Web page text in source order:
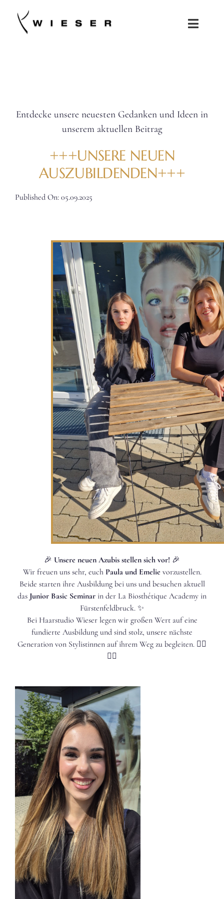
Inhalt
springen
Toggle
JOBS
SHOP
Entdecke unsere neuesten Gedanken und Ideen in
unserem aktuellen Beitrag
+++UNSERE NEUEN
AUSZUBILDENDEN+++
Published On: 05.09.2025
🎉 Unsere neuen Azubis stellen sich vor! 🎉
Wir freuen uns sehr, euch Paula und Emelievorzustellen.
Beide starten ihre Ausbildung bei uns und besuchen aktuell
das Junior Basic Seminar in der La Biosthétique Academy in
Fürstenfeldbruck. ✨
Bei Haarstudio Wieser legen wir großen Wert auf eine
fundierte Ausbildung und sind stolz, unsere nächste
Generation von Stylistinnen auf ihrem Weg zu begleiten. 💇‍♀️
💇‍♀️